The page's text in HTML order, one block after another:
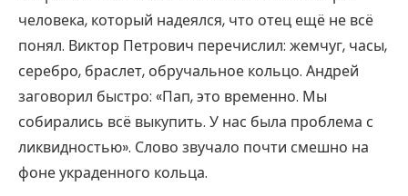
человека, который надеялся, что отец ещё не всё
понял. Виктор Петрович перечислил: жемчуг, часы,
серебро, браслет, обручальное кольцо. Андрей
заговорил быстро: «Пап, это временно. Мы
собирались всё выкупить. У нас была проблема с
ликвидностью». Слово звучало почти смешно на
фоне украденного кольца.